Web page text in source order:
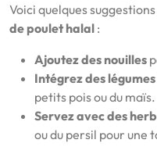
Voici quelques
de poulet halal :
Ajoutez des nouilles
Intégrez des légumes
petits pois ou du maïs.
Servez avec des
ou du persil pour une